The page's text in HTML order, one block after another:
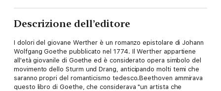
Descrizione dell’editore
I dolori del giovane Werther è un romanzo epistolare di Johann
Wolfgang Goethe pubblicato nel 1774. Il Werther appartiene
all'età giovanile di Goethe ed è considerato opera simbolo del
movimento dello Sturm und Drang, anticipando molti temi che
saranno propri del romanticismo tedesco.Beethoven ammirava
questo libro di Goethe, che considerava "un artista che